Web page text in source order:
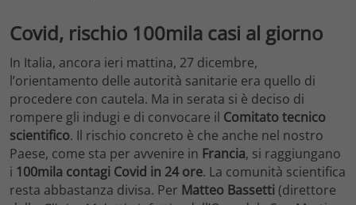
Covid, rischio 100mila casi al giorno
In Italia, ancora ieri mattina, 27 dicembre,
l’orientamento delle autorità sanitarie era quello di
procedere con cautela. Ma in serata si è deciso di
rompere gli indugi e di convocare il Comitato tecnico
scientifico. Il rischio concreto è che anche nel nostro
Paese, come sta per avvenire in Francia, si raggiungano
i 100mila contagi Covid in 24 ore. La comunità scientifica
resta abbastanza divisa. Per Matteo Bassetti(direttore